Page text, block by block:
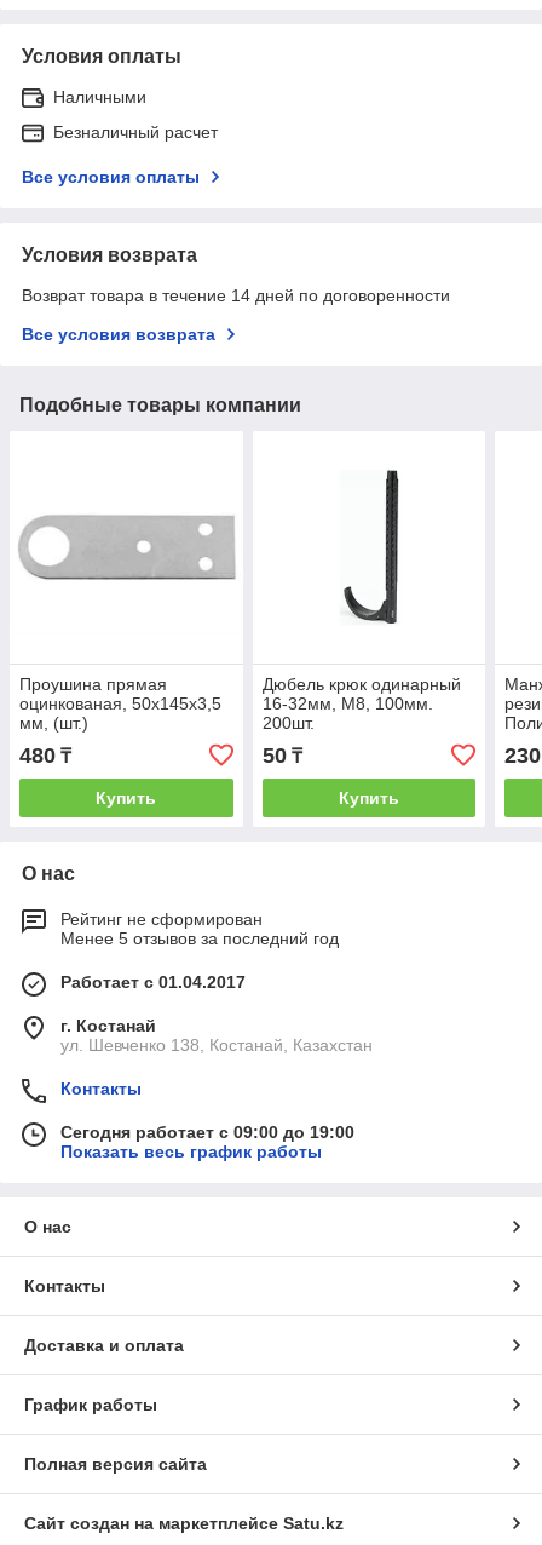
Условия оплаты
Наличными
Безналичный расчет
Все условия оплаты
Условия возврата
Возврат товара в течение 14 дней по договоренности
Все условия возврата
Подобные товары компании
Проушина прямая
оцинкованая, 50х145х3,5
мм, (шт.)
480 ₸
Купить
Дюбель крюк одинарный
16-32мм, М8, 100мм.
200шт.
50₸
Купить
230
О нас
Рейтинг не сформирован
Менее 5 отзывов за последний год
Работает с 01.04.2017
г. Костанай
ул. Шевченко 138, Костанай, Казахстан
Контакты
Сегодня работает с 09:00 до 19:00
Показать весь график работы
О нас
Контакты
Доставка и оплата
График работы
Полная версия сайта
Сайт создан на маркетплейсе Satu.kz